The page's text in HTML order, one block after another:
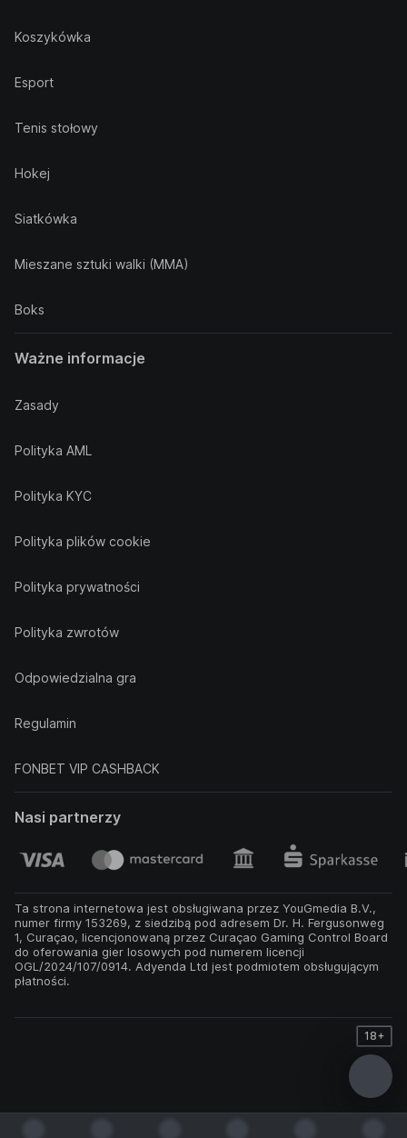
Koszykówka
Esport
Tenis stołowy
Hokej
Siatkówka
Mieszane sztuki walki (MMA)
Boks
Ważne informacje
Zasady
Polityka AML
Polityka KYC
Polityka plików cookie
Polityka prywatności
Polityka zwrotów
Odpowiedzialna gra
Regulamin
FONBET VIP CASHBACK
Nasi partnerzy
Ta strona internetowa jest obsługiwana przez YouGmedia B.V.,
numer firmy 153269, z siedzibą pod adresem Dr. H. Fergusonweg
1, Curaçao, licencjonowaną przez Curaçao Gaming Control Board
do oferowania gier losowych pod numerem licencji
OGL/2024/107/0914. Adyenda Ltd jest podmiotem obsługującym
płatności.
18+